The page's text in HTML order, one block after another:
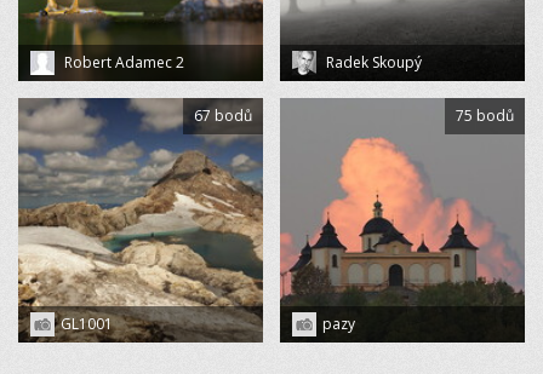
Robert Adamec 2 Radek Skoupý
GL1001
67 bodů
pazy
75 bodů